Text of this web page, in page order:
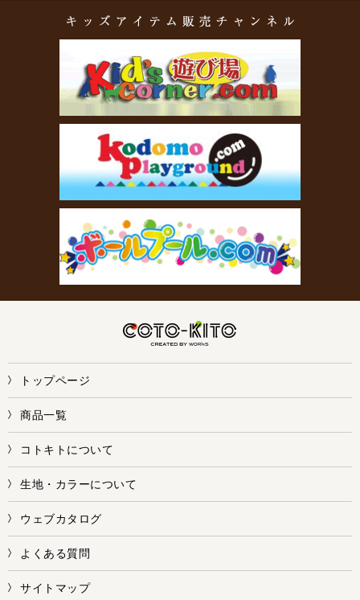
トップページ
商品一覧
コトキトについて
生地・カラーについて
ウェブカタログ
よくある質問
サイトマップ